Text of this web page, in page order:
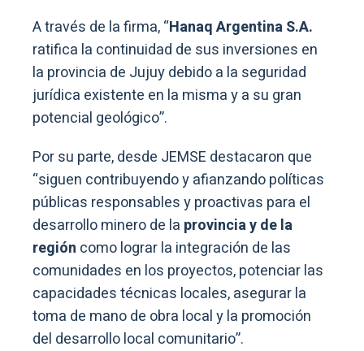
A través de la firma, “Hanaq Argentina S.A.
ratifica la continuidad de sus inversiones en
la provincia de Jujuy debido a la seguridad
jurídica existente en la misma y a su gran
potencial geológico”.
Por su parte, desde JEMSE destacaron que
“siguen contribuyendo y afianzando políticas
públicas responsables y proactivas para el
desarrollo minero de la provincia y de la
región como lograr la integración de las
comunidades en los proyectos, potenciar las
capacidades técnicas locales, asegurar la
toma de mano de obra local y la promoción
del desarrollo local comunitario”.